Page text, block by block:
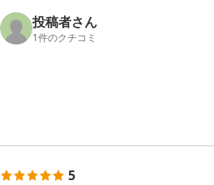
投稿者さん
1件のクチコミ
5